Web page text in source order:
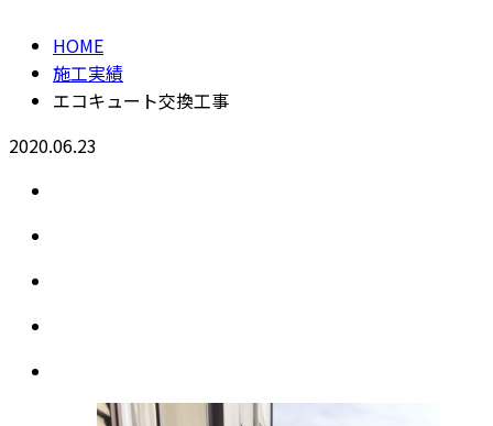
HOME
施工実績
エコキュート交換工事
2020.06.23